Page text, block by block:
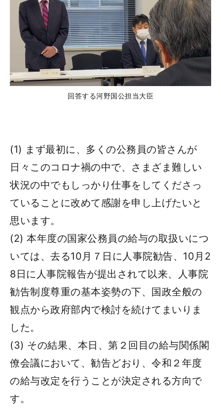
回答する河野国公担当大臣
(1) まず最初に、多くの公務員の皆さんが
日々このコロナ禍の中で、さまざま難しい
状況の中でもしっかり仕事をしてくださっ
ていることに改めて感謝を申し上げたいと
思います。
(2) 本年度の国家公務員の給与の取扱いにつ
いては、去る10月７日に人事院勧告、10月2
8日に人事院報告が提出されて以来、人事院
勧告制度尊重の基本姿勢の下、国政全般の
観点から政府部内で検討を続けてまいりま
した。
(3) その結果、本日、第２回目の給与関係閣
僚会議において、勧告どおり、令和２年度
の給与改定を行うことが決定される方向で
す。